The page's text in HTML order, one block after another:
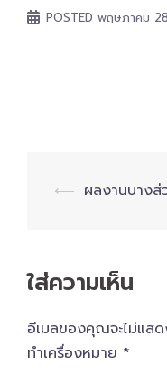
POSTED พฤษภาคม
Post
⟵ ผลงานบางส่
ใส่ความเห็น
อีเมลของคุณจะไม่แสด
ทำเครื่องหมาย *